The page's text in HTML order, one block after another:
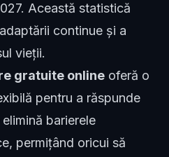
Această statistică
continue și a
vieții.
gratuite online oferă o
pentru a răspunde
barierele
permițând oricui să